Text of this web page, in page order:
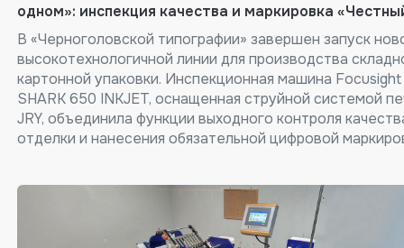
одном»: инспекция качества и маркировка
В «Черноголовской типографии» завершен запуск
высокотехнологичной линии для производства
картонной упаковки. Инспекционная машина
SHARK 650 INKJET, оснащенная струйной системой
JRY, объединила функции выходного контроля
отделки и нанесения обязательной цифровой